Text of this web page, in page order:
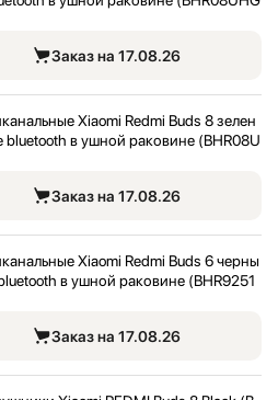
Заказ на 17.08.26
Xiaomi Redmi Buds 8 зелен
в ушной раковине (BHR08U
Заказ на 17.08.26
Xiaomi Redmi Buds 6 черны
в ушной раковине (BHR9251
Заказ на 17.08.26